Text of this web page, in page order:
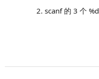
scanf 的 3 个